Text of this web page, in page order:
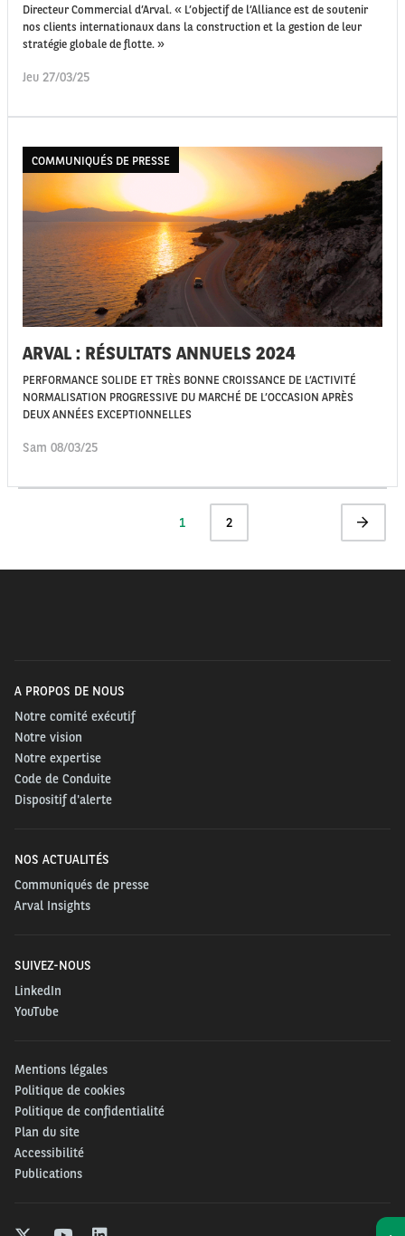
Directeur Commercial d’Arval. « L’objectif de l’Alliance est de soutenir
nos clients internationaux dans la construction et la gestion de leur
stratégie globale de flotte. »
Jeu 27/03/25
COMMUNIQUÉS DE PRESSE
ARVAL : RÉSULTATS ANNUELS 2024
PERFORMANCE SOLIDE ET TRÈS BONNE CROISSANCE DE L’ACTIVITÉ
NORMALISATION PROGRESSIVE DU MARCHÉ DE L’OCCASION APRÈS
DEUX ANNÉES EXCEPTIONNELLES
Sam 08/03/25
Page
actuelle
1 Page
2
Page
suivante
A PROPOS DE NOUS
Notre comité exécutif
Notre vision
Notre expertise
Code de Conduite
Dispositif d'alerte
NOS ACTUALITÉS
Communiqués de presse
Arval Insights
SUIVEZ-NOUS
LinkedIn
YouTube
Mentions légales
Politique de cookies
Politique de confidentialité
Plan du site
Accessibilité
Publications